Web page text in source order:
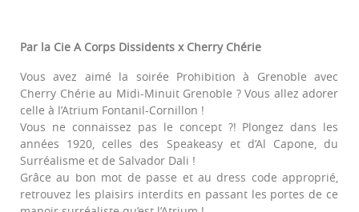
Par la Cie A Corps Dissidents x Cherry Chérie
Vous avez aimé la soirée Prohibition à Grenoble avec
Cherry Chérie au Midi-Minuit Grenoble ? Vous allez adorer
celle à l’Atrium Fontanil-Cornillon !
Vous ne connaissez pas le concept ?! Plongez dans les
années 1920, celles des Speakeasy et d’Al Capone, du
Surréalisme et de Salvador Dali !
Grâce au bon mot de passe et au dress code approprié,
retrouvez les plaisirs interdits en passant les portes de ce